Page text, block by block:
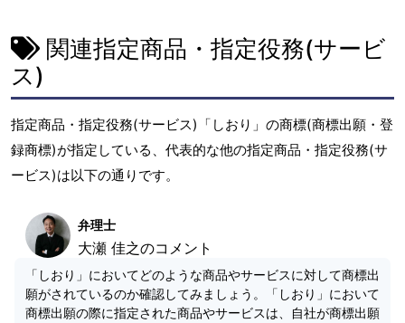
関連指定商品・指定役務(サービ
ス)
指定商品・指定役務(サービス)「しおり」の商標(商標出願・登
録商標)が指定している、代表的な他の指定商品・指定役務(サ
ービス)は以下の通りです。
弁理士
大瀬 佳之のコメント
「しおり」においてどのような商品やサービスに対して商標出
願がされているのか確認してみましょう。「しおり」において
商標出願の際に指定された商品やサービスは、自社が商標出願